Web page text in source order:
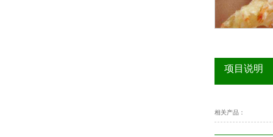
项目说明
相关产品：